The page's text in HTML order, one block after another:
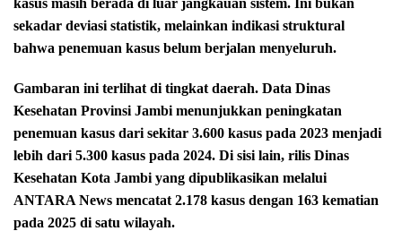
sekadar deviasi statistik, melainkan indikasi struktural
bahwa penemuan kasus belum berjalan menyeluruh.
Gambaran ini terlihat di tingkat daerah. Data Dinas
Kesehatan Provinsi Jambi menunjukkan peningkatan
penemuan kasus dari sekitar 3.600 kasus pada 2023 menjadi
lebih dari 5.300 kasus pada 2024. Di sisi lain, rilis Dinas
Kesehatan Kota Jambi yang dipublikasikan melalui
ANTARA News mencatat 2.178 kasus dengan 163 kematian
pada 2025 di satu wilayah.